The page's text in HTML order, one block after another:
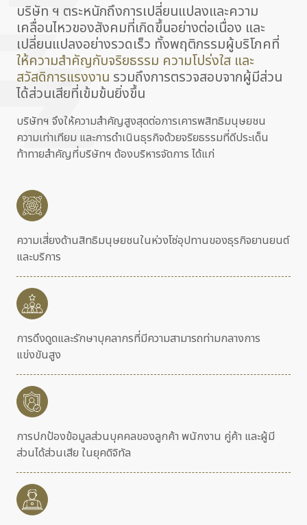
บริษัท ฯ ตระหนักถึงการเปลี่ยนแปลงและความ
เคลื่อนไหวของสังคมที่เกิดขึ้นอย่างต่อเนื่อง และ
เปลี่ยนแปลงอย่างรวดเร็ว ทั้งพฤติกรรมผู้บริโภคที่
ให้ความสำคัญกับจริยธรรม ความโปร่งใส และ
สวัสดิการแรงงาน รวมถึงการตรวจสอบจากผู้มีส่วน
ได้ส่วนเสียที่เข้มข้นยิ่งขึ้น
บริษัทฯ จึงให้ความสำคัญสูงสุดต่อการเคารพสิทธิมนุษยชน
ความเท่าเทียม และการดำเนินธุรกิจด้วยจริยธรรมที่ดีประเด็น
ท้าทายสำคัญที่บริษัทฯ ต้องบริหารจัดการ ได้แก่
ความเสี่ยงด้านสิทธิมนุษยชนในห่วงโซ่อุปทานของธุรกิจยานยนต์
และบริการ
การดึงดูดและรักษาบุคลากรที่มีความสามารถท่ามกลางการ
แข่งขันสูง
การปกป้องข้อมูลส่วนบุคคลของลูกค้า พนักงาน คู่ค้า และผู้มี
ส่วนได้ส่วนเสีย ในยุคดิจิทัล